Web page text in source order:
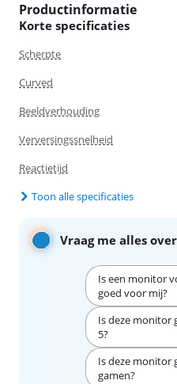
Productinformatie
Korte specificaties
Scherpte
Curved
Beeldverhouding
Verversingssnelheid
Reactietijd
Toon alle specificaties
Vraag me alles
Is een monitor
goed voor mij?
Is deze monitor
5?
Is deze monitor
gamen?